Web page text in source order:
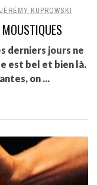
JÉRÉMY KUPROWSKI
derniers jours ne
est bel et bien là.
on ...